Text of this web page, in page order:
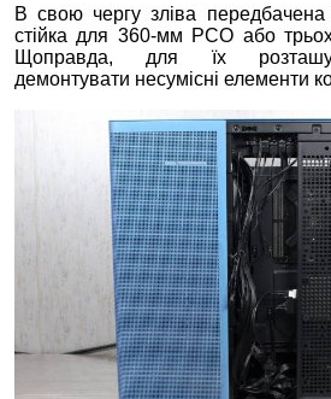
В свою чергу зліва
стійка для 360-мм РСО або
Щоправда, для їх
демонтувати несумісні елементи